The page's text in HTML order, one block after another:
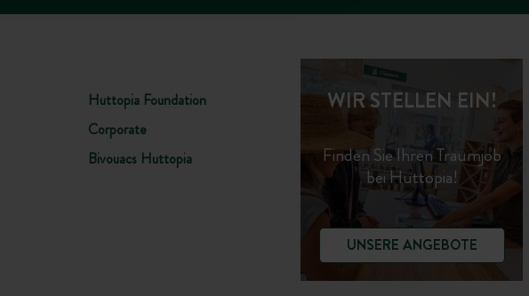
Huttopia Foundation
Corporate
Bivouacs Huttopia
WIR STELLEN EIN!
Finden Sie Ihren Traumjob
bei Huttopia!
UNSERE ANGEBOTE